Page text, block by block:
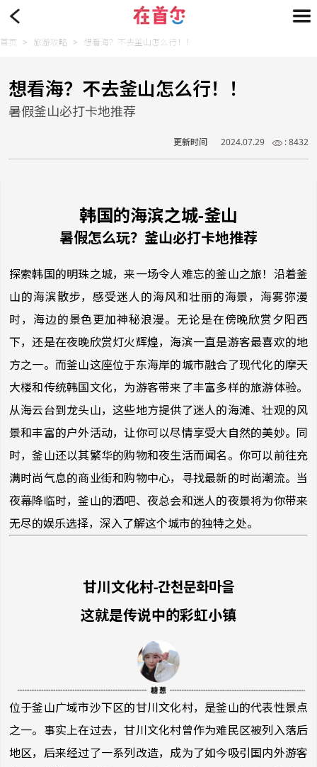
首页 > 旅游攻略 > 想看海？不去釜山怎么行！！
想看海？不去釜山怎么行！！
暑假釜山必打卡地推荐
更新时间 2024.07.29 : 8432
韩国的海滨之城-釜山
暑假怎么玩？釜山必打卡地推荐
探索韩国的明珠之城，来一场令人难忘的釜山之旅！沿着釜
山的海滨散步，感受迷人的海风和壮丽的海景，海雾弥漫
时，海边的景色更加神秘浪漫。无论是在傍晚欣赏夕阳西
下，还是在夜晚欣赏灯火辉煌，海滨一直是游客最喜欢的地
方之一。而釜山这座位于东海岸的城市融合了现代化的摩天
大楼和传统韩国文化，为游客带来了丰富多样的旅游体验。
从海云台到龙头山，这些地方提供了迷人的海滩、壮观的风
景和丰富的户外活动，让你可以尽情享受大自然的美妙。同
时，釜山还以其繁华的购物和夜生活而闻名。你可以前往充
满时尚气息的商业街和购物中心，寻找最新的时尚潮流。当
夜幕降临时，釜山的酒吧、夜总会和迷人的夜景将为你带来
无尽的娱乐选择，深入了解这个城市的独特之处。
甘川文化村-간천문화마을
这就是传说中的彩虹小镇
位于釜山广域市沙下区的甘川文化村，是釜山的代表性景点
之一。事实上在过去，甘川文化村曾作为难民区被列入落后
地区，后来经过了一系列改造，成为了如今吸引国内外游客